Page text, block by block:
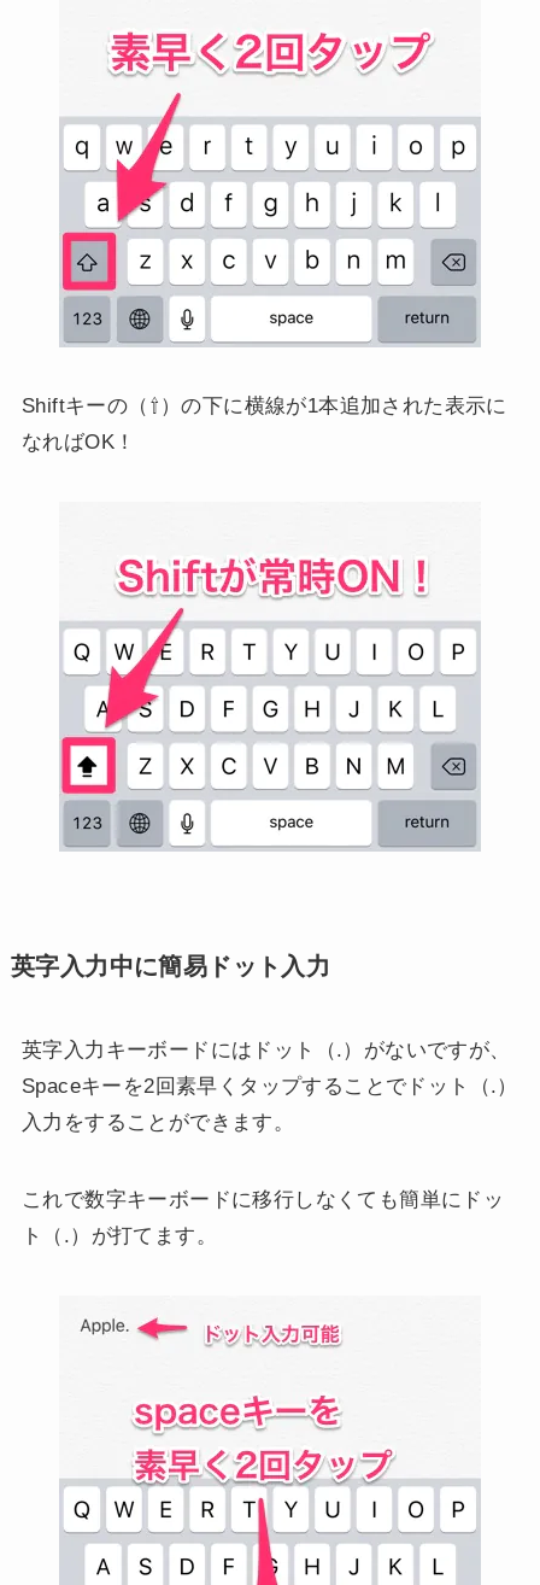
Shiftキーの（⇧）の下に横線が1本追加された表示に
なればOK！
英字入力中に簡易ドット入力
英字入力キーボードにはドット（.）がないですが、
Spaceキーを2回素早くタップすることでドット（.）
入力をすることができます。
これで数字キーボードに移行しなくても簡単にドッ
ト（.）が打てます。